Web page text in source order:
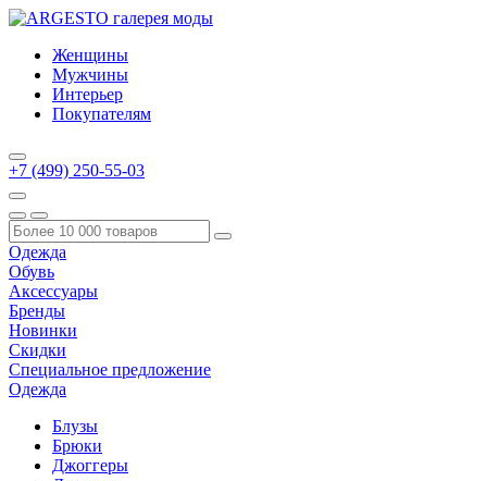
Женщины
Мужчины
Интерьер
Покупателям
+7 (499) 250-55-03
Одежда
Обувь
Аксессуары
Бренды
Новинки
Скидки
Специальное предложение
Одежда
Блузы
Брюки
Джоггеры